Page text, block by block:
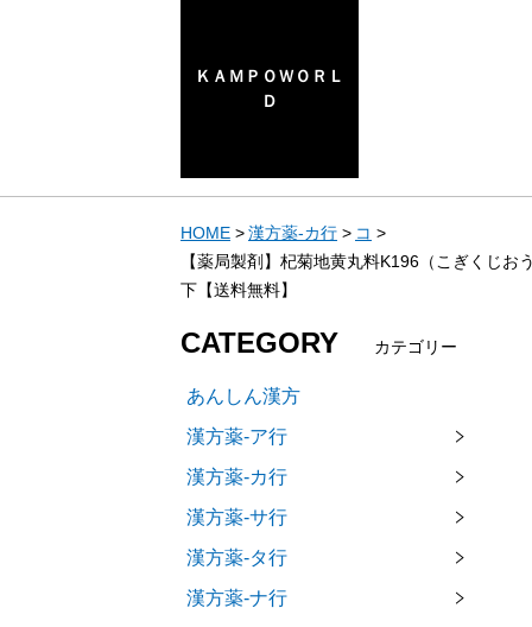
ＫＡＭＰＯＷＯＲＬ
Ｄ
HOME 漢方薬-カ行
コ
【薬局製剤】杞菊地黄丸料K196（こぎくじ
下【送料無料】
CATEGORY カテゴリー
あんしん漢方
漢方薬-ア行
漢方薬-カ行
漢方薬-サ行
漢方薬-タ行
漢方薬-ナ行